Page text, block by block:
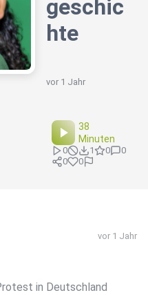
geschic
hte
vor 1 Jahr
38
Minuten
0 1 0
0
0
0
vor 1 Jahr
in Deutschland